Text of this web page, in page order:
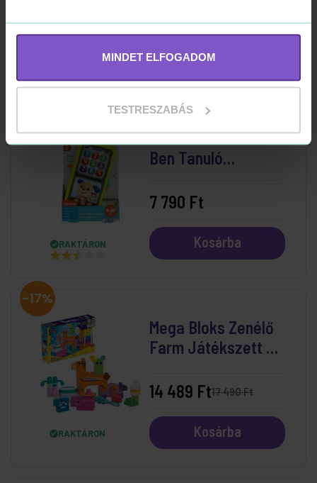
MINDET ELFOGADOM
TESTRESZABÁS
RAKTÁRON Kosárba
RAKTÁRON
Fisher-Price 2 Az 1-
Ben Tanuló
7 790 Ft
Kosárba
-17%
RAKTÁRON
Mega Bloks Zenélő
Farm Játékszett 40
17 490 Ft
14 489 Ft
Kosárba